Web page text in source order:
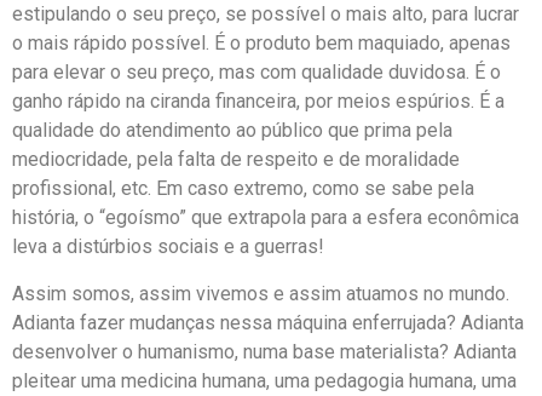
estipulando o seu preço, se possível o mais alto, para lucrar
o mais rápido possível. É o produto bem maquiado, apenas
para elevar o seu preço, mas com qualidade duvidosa. É o
ganho rápido na ciranda financeira, por meios espúrios. É a
qualidade do atendimento ao público que prima pela
mediocridade, pela falta de respeito e de moralidade
profissional, etc. Em caso extremo, como se sabe pela
história, o “egoísmo” que extrapola para a esfera econômica
leva a distúrbios sociais e a guerras!
Assim somos, assim vivemos e assim atuamos no mundo.
Adianta fazer mudanças nessa máquina enferrujada? Adianta
desenvolver o humanismo, numa base materialista? Adianta
pleitear uma medicina humana, uma pedagogia humana, uma